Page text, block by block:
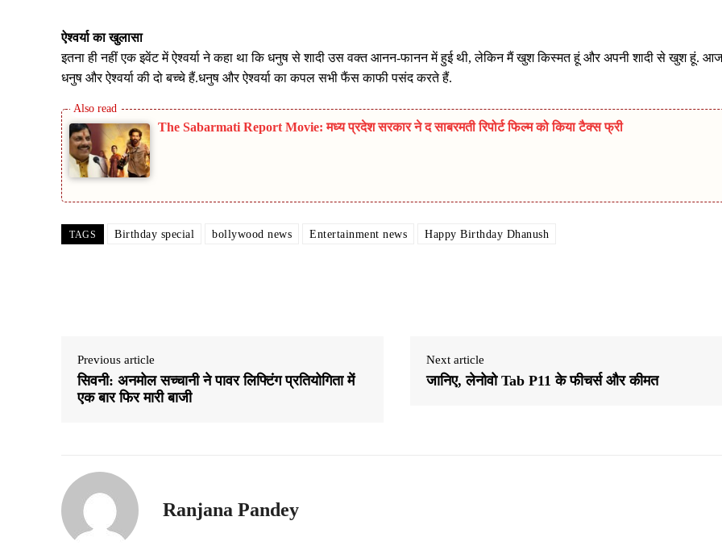
ऐश्वर्या का खुलासा
इतना ही नहीं एक इवेंट में ऐश्वर्या ने कहा था कि धनुष से शादी उस वक्त आनन-फानन में हुई थी, लेकिन मैं खुश किस्मत हूं और अपनी शादी से खुश हूं. आज
धनुष और ऐश्वर्या की दो बच्चे हैं.धनुष और ऐश्वर्या का कपल सभी फैंस काफी पसंद करते हैं.
The Sabarmati Report Movie: मध्य प्रदेश सरकार ने द साबरमती रिपोर्ट फिल्म को किया टैक्स फ्री
TAGS Birthday special bollywood news Entertainment news Happy Birthday Dhanush
Previous article
सिवनी: अनमोल सच्चानी ने पावर लिफ्टिंग प्रतियोगिता में
एक बार फिर मारी बाजी
Next article
जानिए, लेनोवो Tab P11 के फीचर्स और कीमत
Ranjana Pandey